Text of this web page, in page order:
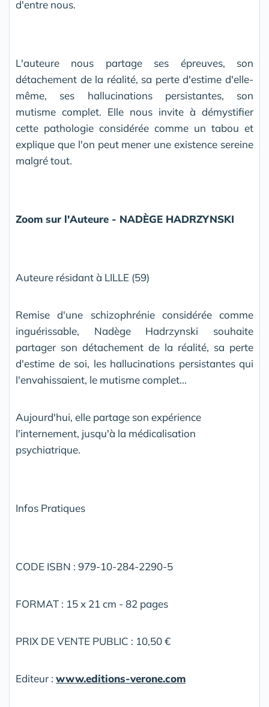
d'entre nous.
L'auteure nous partage ses épreuves, son
détachement de la réalité, sa perte d'estime d'elle-
même, ses hallucinations persistantes, son
mutisme complet. Elle nous invite à démystifier
cette pathologie considérée comme un tabou et
explique que l'on peut mener une existence sereine
malgré tout.
Zoom sur l'Auteure - NADÈGE HADRZYNSKI
Auteure résidant à LILLE (59)
Remise d'une schizophrénie considérée comme
inguérissable, Nadège Hadrzynski souhaite
partager son détachement de la réalité, sa perte
d'estime de soi, les hallucinations persistantes qui
l'envahissaient, le mutisme complet...
Aujourd'hui, elle partage son expérience
l'internement, jusqu'à la médicalisation
psychiatrique.
Infos Pratiques
CODE ISBN : 979-10-284-2290-5
FORMAT : 15 x 21 cm - 82 pages
PRIX DE VENTE PUBLIC : 10,50 €
Editeur : www.editions-verone.com